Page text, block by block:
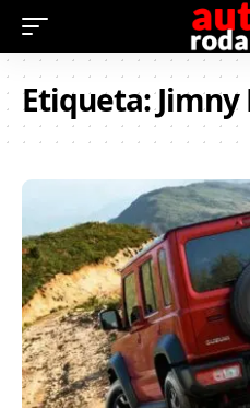
Etiqueta:Jimny